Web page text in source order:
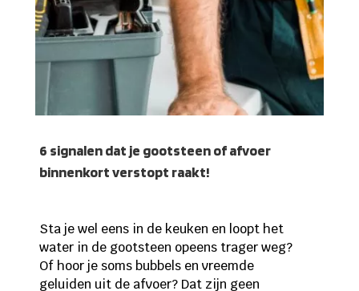
6 signalen dat je gootsteen of afvoer
binnenkort verstopt raakt!
Sta je wel eens in de keuken en loopt het
water in de gootsteen opeens trager weg?
Of hoor je soms bubbels en vreemde
geluiden uit de afvoer? Dat zijn geen